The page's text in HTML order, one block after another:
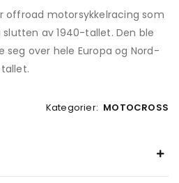
offroad motorsykkelracing som
av 1940-tallet. Den ble
over hele Europa og Nord-
Kategorier: MOTOCROSS